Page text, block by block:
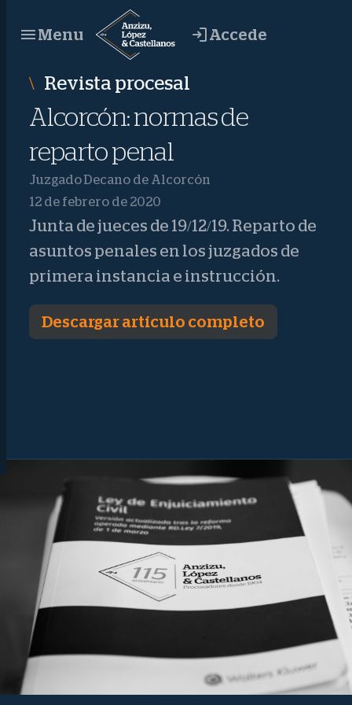
contenido
Menu Accede
Revista procesal
Alcorcón: normas de
reparto penal
Juzgado Decano de Alcorcón
12 de febrero de 2020
Junta de jueces de 19/12/19. Reparto de
asuntos penales en los juzgados de
primera instancia e instrucción.
Descargar artículo completo